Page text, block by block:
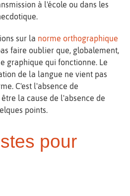
à l'école ou dans les
sur la norme orthographique
faire oublier que, globalement,
graphique qui fonctionne. Le
de la langue ne vient pas
C'est l'absence de
la cause de l'absence de
points.
pour